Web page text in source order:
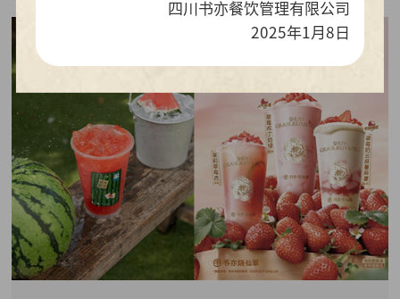
四川书亦餐饮管理有限公司
2025年1月8日